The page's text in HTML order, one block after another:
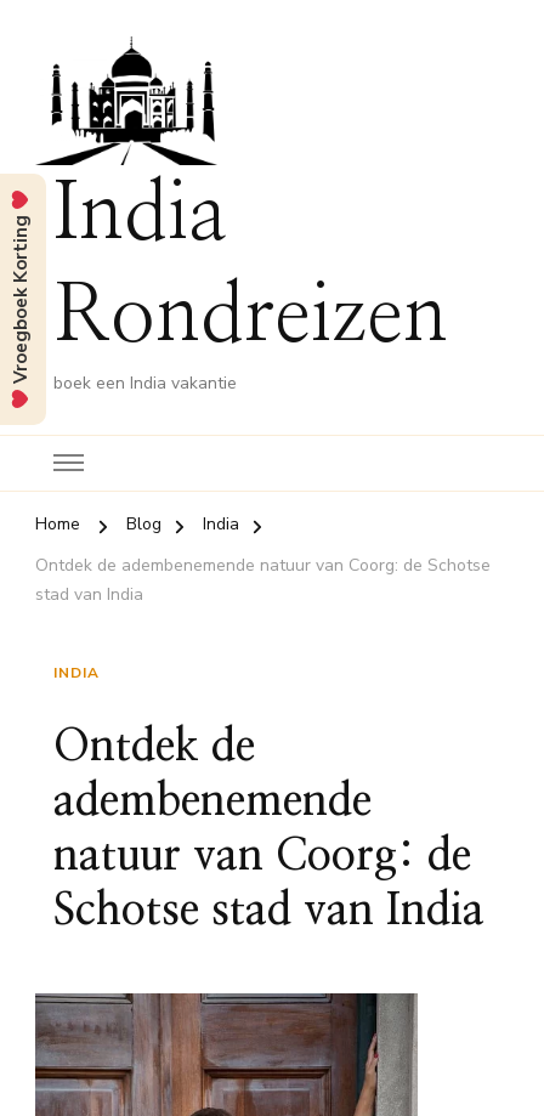
India
Rondreizen
boek een India vakantie
Home Blog
India
Ontdek de adembenemende natuur van Coorg: de Schotse
stad van India
INDIA
Ontdek de
adembenemende
natuur van Coorg: de
Schotse stad van India
Vroegboek Korting